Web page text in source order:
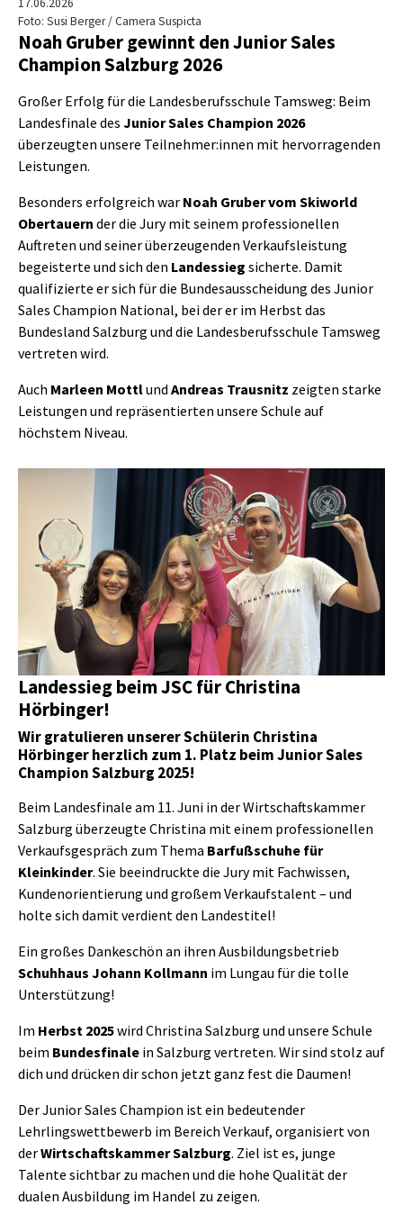
Foto: Susi Berger / Camera Suspicta
Noah Gruber gewinnt den Junior Sales
Champion Salzburg 2026
Großer Erfolg für die Landesberufsschule Tamsweg: Beim
Landesfinale des Junior Sales Champion 2026
überzeugten unsere Teilnehmer:innen mit hervorragenden
Leistungen.
Besonders erfolgreich war Noah Gruber vom Skiworld
Obertauern der die Jury mit seinem professionellen
Auftreten und seiner überzeugenden Verkaufsleistung
begeisterte und sich den Landessieg sicherte. Damit
qualifizierte er sich für die Bundesausscheidung des Junior
Sales Champion National, bei der er im Herbst das
Bundesland Salzburg und die Landesberufsschule Tamsweg
vertreten wird.
Auch Marleen Mottlund Andreas Trausnitz zeigten starke
Leistungen und repräsentierten unsere Schule auf
höchstem Niveau.
Show larger version
Landessieg beim JSC für Christina
Hörbinger!
Wir gratulieren unserer Schülerin Christina
Hörbinger herzlich zum 1. Platz beim Junior Sales
Champion Salzburg 2025!
Beim Landesfinale am 11. Juni in der Wirtschaftskammer
Salzburg überzeugte Christina mit einem professionellen
Verkaufsgespräch zum Thema Barfußschuhe für
Kleinkinder. Sie beeindruckte die Jury mit Fachwissen,
Kundenorientierung und großem Verkaufstalent – und
holte sich damit verdient den Landestitel!
Ein großes Dankeschön an ihren Ausbildungsbetrieb
Schuhhaus Johann Kollmann im Lungau für die tolle
Unterstützung!
Im Herbst 2025wird Christina Salzburg und unsere Schule
beim Bundesfinale in Salzburg vertreten. Wir sind stolz auf
dich und drücken dir schon jetzt ganz fest die Daumen!
Der Junior Sales Champion ist ein bedeutender
Lehrlingswettbewerb im Bereich Verkauf, organisiert von
derWirtschaftskammer Salzburg. Ziel ist es, junge
Talente sichtbar zu machen und die hohe Qualität der
dualen Ausbildung im Handel zu zeigen.